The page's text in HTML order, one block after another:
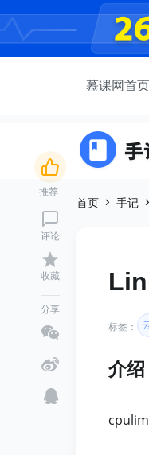
慕课网首页
首页 手记
推荐
评论
收藏
分享
标签：
介绍